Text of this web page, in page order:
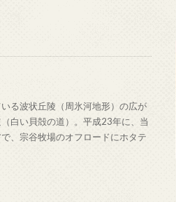
る波状丘陵（周氷河地形）の広が
白い貝殻の道）。平成23年に、当
、宗谷牧場のオフロードにホタテ